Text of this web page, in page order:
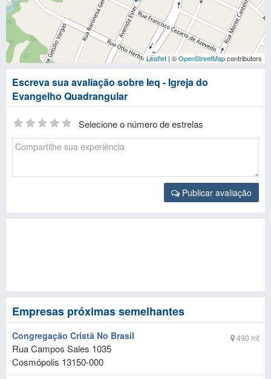
Leaflet | ©OpenStreetMapcontributors
Escreva sua avaliação sobre Ieq - Igreja do
Evangelho Quadrangular
Selecione o número de estrelas
Publicar avaliação
Empresas próximas semelhantes
490 mt
Congregação Cristã No Brasil
Rua Campos Sales 1035
Cosmópolis 13150-000